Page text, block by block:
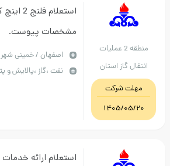
منطقه 2 عملیات
گاز استان
اصفهان
مهلت شرکت
1405/05/20
مشخصات پیوست.
اصفهان / خمینی شهر
نفت ،گاز ،پالایش و پتروشیمی
استعلام ارائه خدمات تعمیر